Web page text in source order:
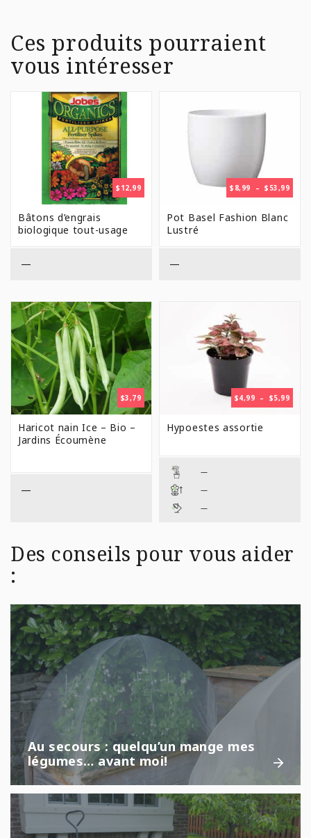
Ces produits pourraient
vous intéresser
$ 12,99
Bâtons d’engrais
biologique tout-usage
—
$ 8,99 – $ 53,99
DE
Pot Basel Fashion Blanc
Lustré
—
$3,79
Haricot nain Ice – Bio –
Jardins Écoumène
—
$4,99 – $5,99
DE
Hypoestes assortie
—
—
—
Des conseils pour vous aider
:
Au secours : quelqu’un mange mes
légumes… avant moi!